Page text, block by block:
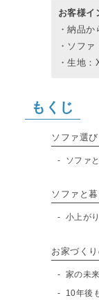
お客様イ
・納品か
・ソフ
・生地
もくじ
ソファ選
ソファ
ソファと
小上が
お家づく
家の未
10年後